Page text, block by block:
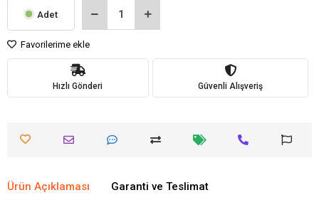
Adet
Favorilerime ekle
Hızlı Gönderi Güvenli Alışveriş
Ürün Açıklaması Garanti ve Teslimat